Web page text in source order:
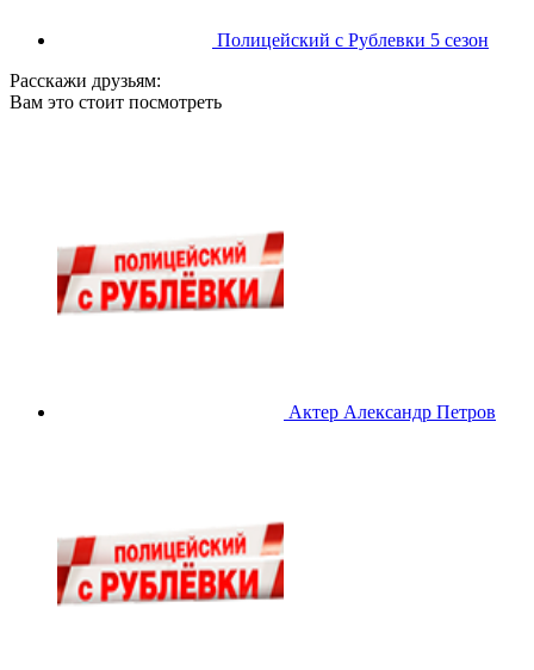
Полицейский с Рублевки 5 сезон
Расскажи друзьям:
Вам это стоит посмотреть
Актер Александр Петров